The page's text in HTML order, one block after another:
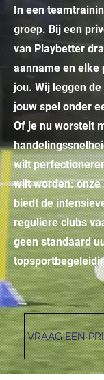
In een
groep. Bij een
van Playbetter
aanname en elke
jou. Wij leggen
jouw spel onder
Of je nu worstelt
wilt
wilt worden:
biedt de
reguliere clubs
geen standaard
VRAAG EEN